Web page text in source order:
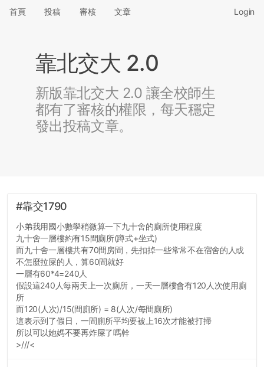
首頁 投稿 審核 文章 Login
靠北交大 2.0
新版靠北交大 2.0 讓全校師生
都有了審核的權限，每天穩定
發出投稿文章。
#靠交1790
小弟我用國小數學稍微算一下九十舍的廁所使用程度
九十舍一層樓約有15間廁所(蹲式+坐式)
而九十舍一層樓共有70間房間，先扣掉一些常常不在宿舍的人或
不怎麼拉屎的人，算60間就好
一層有60*4=240人
假設這240人每兩天上一次廁所，一天一層樓會有120人次使用廁
所
而120(人次)/15(間廁所) = 8(人次/每間廁所)
這表示到了假日，一間廁所平均要被上16次才能被打掃
所以可以她媽不要再炸屎了嗎幹
>///<